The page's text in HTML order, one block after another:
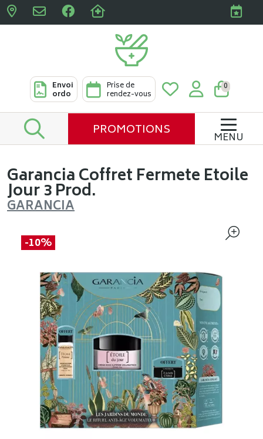
Pharmacies Clabots &
Envoi
ordo
Prise de
rendez-vous
0
PROMOTIONS MENU
Garancia Coffret Fermete Etoile
Jour 3 Prod.
GARANCIA
-10%